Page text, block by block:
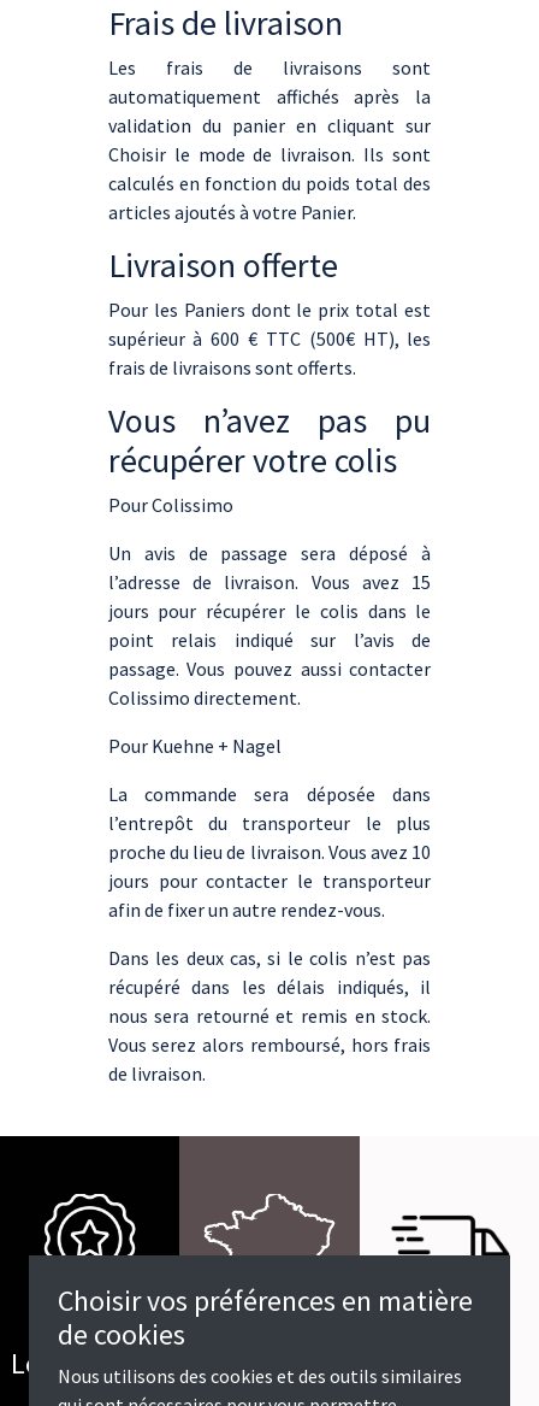
Choisir vos préférences en matière
de cookies
Nous utilisons des cookies et des outils similaires
Frais de livraison
Les frais de livraisons sont
automatiquement affichés après la
validation du panier en cliquant sur
Choisir le mode de livraison. Ils sont
calculés en fonction du poids total des
articles ajoutés à votre Panier.
Livraison offerte
Pour les Paniers dont le prix total est
supérieur à 600 € TTC (500€ HT), les
frais de livraisons sont offerts.
Vous n’avez pas pu
récupérer votre colis
Pour Colissimo
Un avis de passage sera déposé à
l’adresse de livraison. Vous avez 15
jours pour récupérer le colis dans le
point relais indiqué sur l’avis de
passage. Vous pouvez aussi contacter
Colissimo directement.
Pour Kuehne + Nagel
La commande sera déposée dans
l’entrepôt du transporteur le plus
proche du lieu de livraison. Vous avez 10
jours pour contacter le transporteur
afin de fixer un autre rendez-vous.
Dans les deux cas, si le colis n’est pas
récupéré dans les délais indiqués, il
nous sera retourné et remis en stock.
Vous serez alors remboursé, hors frais
de livraison.
Les meilleurs
marques
Livraison en
France
600€